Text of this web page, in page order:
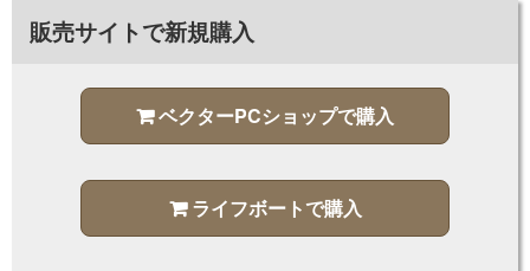
販売サイトで新規購入
ベクターPCショップで購入
ライフボートで購入